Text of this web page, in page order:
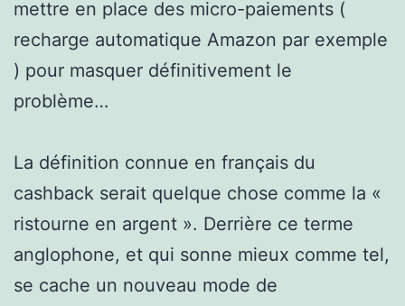
mettre en place des micro-paiements (
recharge automatique Amazon par exemple
) pour masquer définitivement le
problème…
La définition connue en français du
cashback serait quelque chose comme la «
ristourne en argent ». Derrière ce terme
anglophone, et qui sonne mieux comme tel,
se cache un nouveau mode de